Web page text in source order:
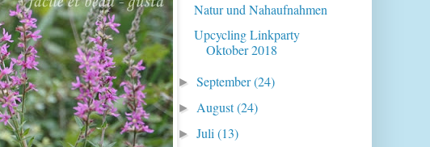
Natur und Nahaufnahmen
Upcycling Linkparty
Oktober 2018
►September(24)
► August(24)
►Juli(13)